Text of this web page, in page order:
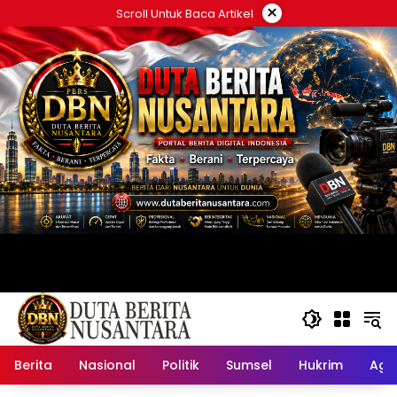
ke
konten
Scroll Untuk Baca Artikel ×
Berita Nasional Politik Sumsel Hukrim